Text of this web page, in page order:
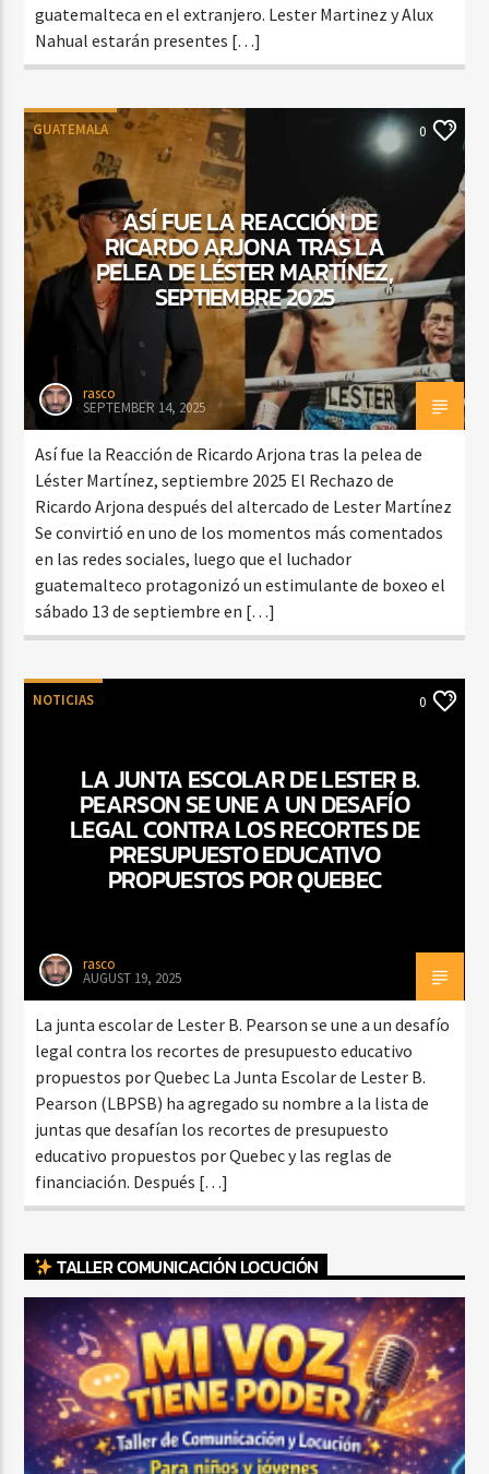
guatemalteca en el extranjero. Lester Martinez y Alux
Nahual estarán presentes […]
GUATEMALA 0
ASÍ FUE LA REACCIÓN DE
RICARDO ARJONA TRAS LA
PELEA DE LÉSTER MARTÍNEZ,
SEPTIEMBRE 2025
rasco
SEPTEMBER 14, 2025
Así fue la Reacción de Ricardo Arjona tras la pelea de
Léster Martínez, septiembre 2025 El Rechazo de
Ricardo Arjona después del altercado de Lester Martínez
Se convirtió en uno de los momentos más comentados
en las redes sociales, luego que el luchador
guatemalteco protagonizó un estimulante de boxeo el
sábado 13 de septiembre en […]
NOTICIAS 0
LA JUNTA ESCOLAR DE LESTER B.
PEARSON SE UNE A UN DESAFÍO
LEGAL CONTRA LOS RECORTES DE
PRESUPUESTO EDUCATIVO
PROPUESTOS POR QUEBEC
rasco
AUGUST 19, 2025
La junta escolar de Lester B. Pearson se une a un desafío
legal contra los recortes de presupuesto educativo
propuestos por Quebec La Junta Escolar de Lester B.
Pearson (LBPSB) ha agregado su nombre a la lista de
juntas que desafían los recortes de presupuesto
educativo propuestos por Quebec y las reglas de
financiación. Después […]
TALLER COMUNICACIÓN LOCUCIÓN